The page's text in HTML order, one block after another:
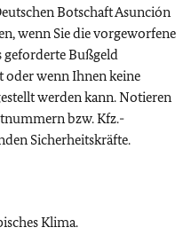
Botschaft Asunción
wenn Sie die vorgeworfene
geforderte Bußgeld
oder wenn Ihnen keine
werden kann. Notieren
bzw. Kfz.-
Sicherheitskräfte.
Klima.